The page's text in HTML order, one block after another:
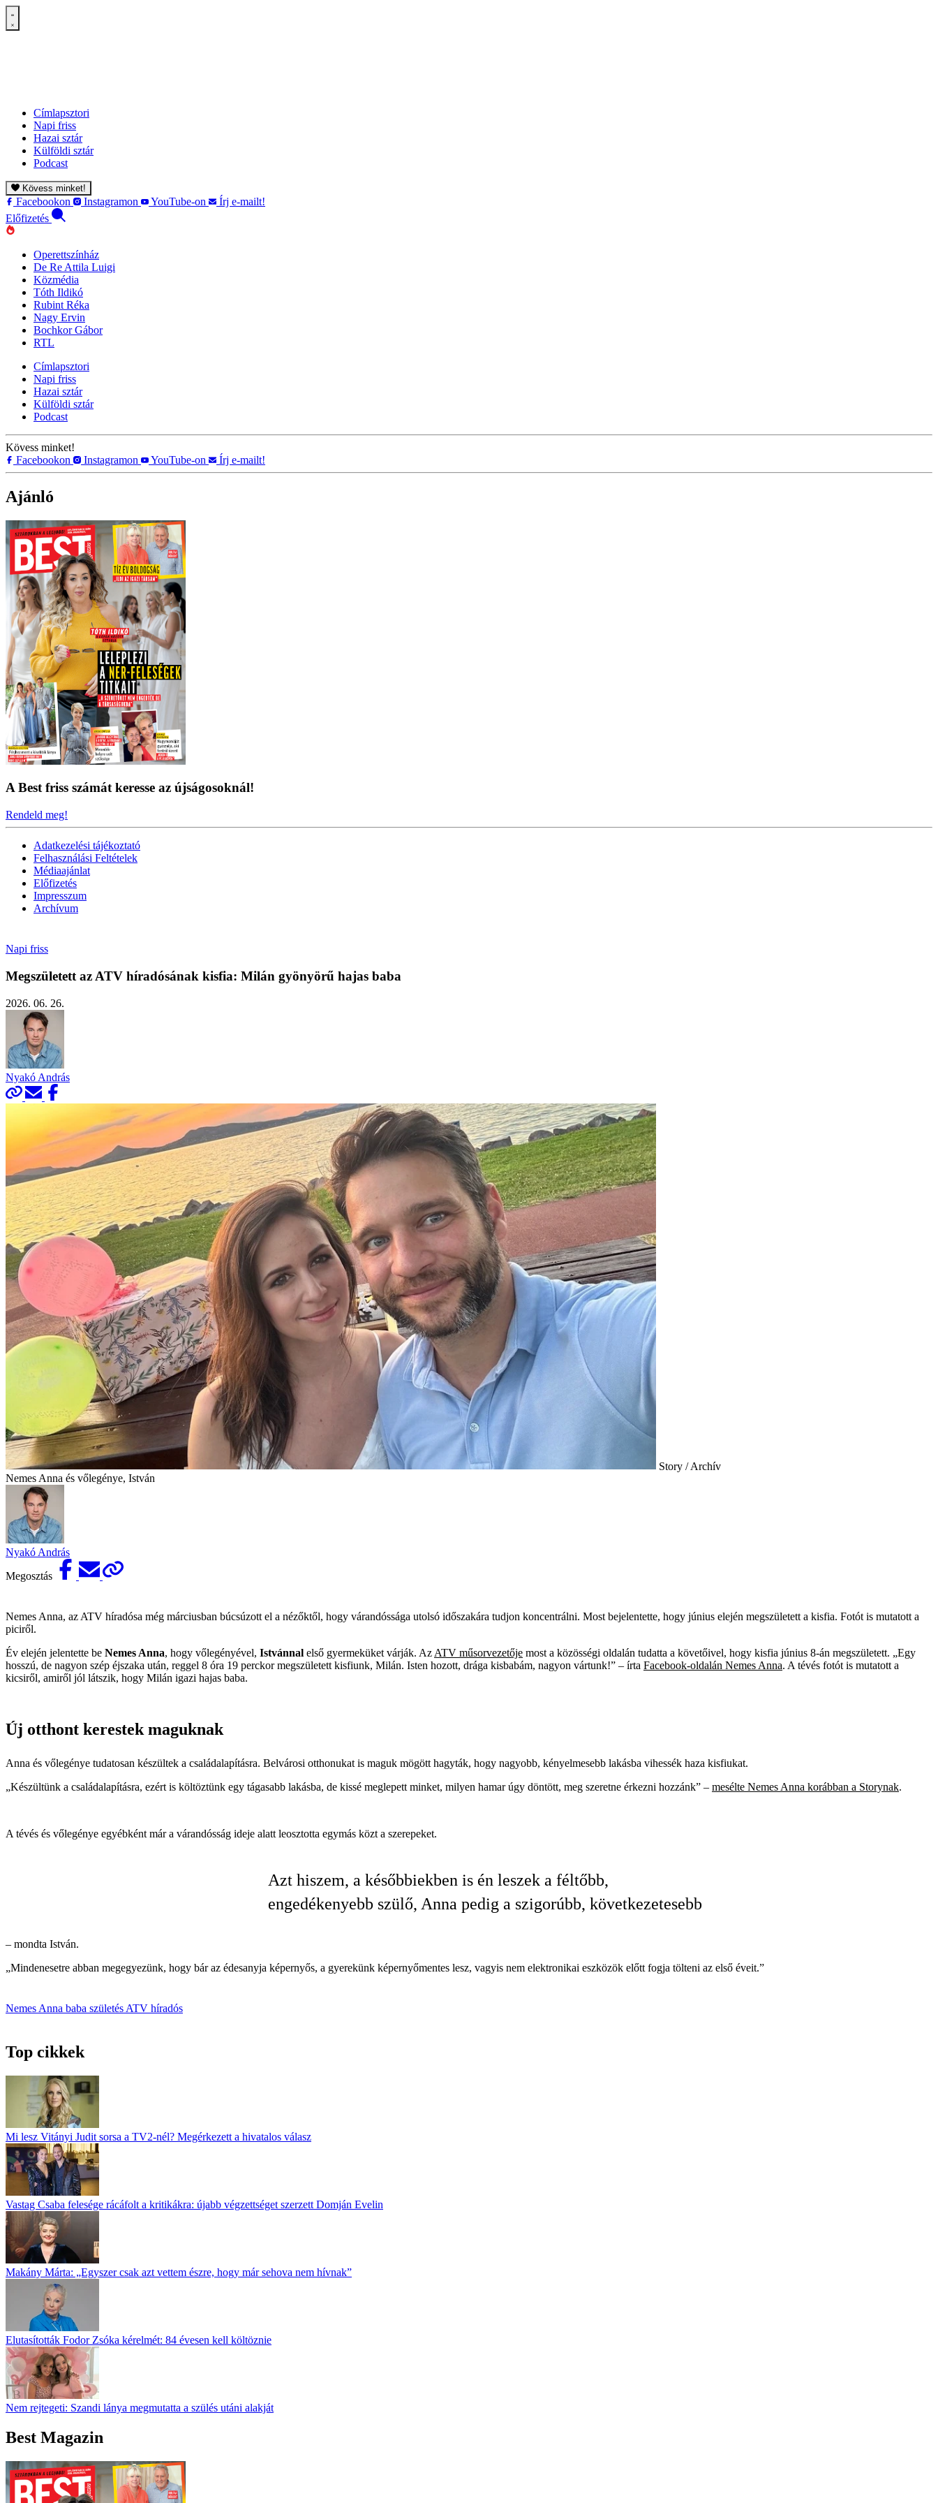
Címlapsztori
Napi friss
Hazai sztár
Külföldi sztár
Podcast
Kövess minket!
Facebookon Instagramon YouTube-on
Írj e-mailt!
Előfizetés
Operettszínház
De Re Attila Luigi
Közmédia
Tóth Ildikó
Rubint Réka
Nagy Ervin
Bochkor Gábor
RTL
Címlapsztori
Napi friss
Hazai sztár
Külföldi sztár
Podcast
Kövess minket!
Facebookon
Instagramon YouTube-on Írj e-mailt!
Ajánló
A Best friss számát keresse az újságosoknál!
Rendeld meg!
Adatkezelési tájékoztató
Felhasználási Feltételek
Médiaajánlat
Előfizetés
Impresszum
Archívum
Napi friss
Megszületett az ATV híradósának kisfia: Milán gyönyörű hajas baba
2026. 06. 26.
Nyakó András
Story / Archív
Nemes Anna és vőlegénye, István
Nyakó András
Megosztás
Nemes Anna, az ATV híradósa még márciusban búcsúzott el a nézőktől, hogy várandóssága utolsó időszakára tudjon koncentrálni. Most bejelentette, hogy június elején megszületett a kisfia. Fotót is mutatott a
piciről.
Év elején jelentette be Nemes Anna, hogy vőlegényével, Istvánnal első gyermeküket várják. Az ATV műsorvezetője most a közösségi oldalán tudatta a követőivel, hogy kisfia június 8-án megszületett. „Egy
hosszú, de nagyon szép éjszaka után, reggel 8 óra 19 perckor megszületett kisfiunk, Milán. Isten hozott, drága kisbabám, nagyon vártunk!” – írta Facebook-oldalán Nemes Anna. A tévés fotót is mutatott a
kicsiről, amiről jól látszik, hogy Milán igazi hajas baba.
Új otthont kerestek maguknak
Anna és vőlegénye tudatosan készültek a családalapításra. Belvárosi otthonukat is maguk mögött hagyták, hogy nagyobb, kényelmesebb lakásba vihessék haza kisfiukat.
„Készültünk a családalapításra, ezért is költöztünk egy tágasabb lakásba, de kissé meglepett minket, milyen hamar úgy döntött, meg szeretne érkezni hozzánk” – mesélte Nemes Anna korábban a Storynak.
A tévés és vőlegénye egyébként már a várandósság ideje alatt leosztotta egymás közt a szerepeket.
Azt hiszem, a későbbiekben is én leszek a féltőbb,
engedékenyebb szülő, Anna pedig a szigorúbb, következetesebb
– mondta István.
„Mindenesetre abban megegyezünk, hogy bár az édesanyja képernyős, a gyerekünk képernyőmentes lesz, vagyis nem elektronikai eszközök előtt fogja tölteni az első éveit.”
Nemes Anna baba születés ATV híradós
Top cikkek
Mi lesz Vitányi Judit sorsa a TV2-nél? Megérkezett a hivatalos válasz
Vastag Csaba felesége rácáfolt a kritikákra: újabb végzettséget szerzett Domján Evelin
Makány Márta: „Egyszer csak azt vettem észre, hogy már sehova nem hívnak”
Elutasították Fodor Zsóka kérelmét: 84 évesen kell költöznie
Nem rejtegeti: Szandi lánya megmutatta a szülés utáni alakját
Best Magazin